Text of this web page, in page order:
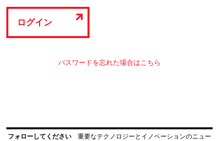
ログイン
パスワードを忘れた場合はこちら
フォローしてください
重要なテクノロジーとイノベーションのニュー